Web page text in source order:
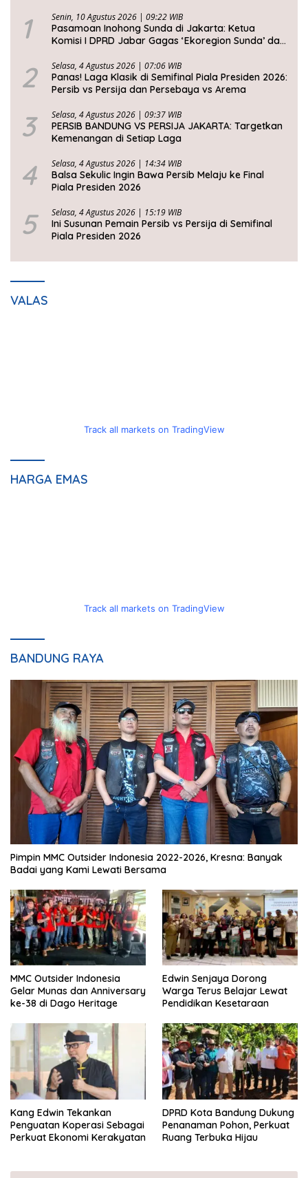
1 Senin, 10 Agustus 2026 | 09:22 WIB
Pasamoan Inohong Sunda di Jakarta: Ketua
Komisi I DPRD Jabar Gagas ‘Ekoregion Sunda’ dan
2 Selasa, 4 Agustus 2026 | 07:06 WIB
Panas! Laga Klasik di Semifinal Piala Presiden 2026:
Persib vs Persija dan Persebaya vs Arema
3 Selasa, 4 Agustus 2026 | 09:37 WIB
PERSIB BANDUNG VS PERSIJA JAKARTA: Targetkan
Kemenangan di Setiap Laga
4 Selasa, 4 Agustus 2026 | 14:34 WIB
Balsa Sekulic Ingin Bawa Persib Melaju ke Final
Piala Presiden 2026
5 Selasa, 4 Agustus 2026 | 15:19 WIB
Ini Susunan Pemain Persib vs Persija di Semifinal
Piala Presiden 2026
VALAS
Track all markets on TradingView
HARGA EMAS
Track all markets on TradingView
BANDUNG RAYA
Pimpin MMC Outsider Indonesia 2022-2026, Kresna: Banyak
Badai yang Kami Lewati Bersama
MMC Outsider Indonesia
Gelar Munas dan Anniversary
ke-38 di Dago Heritage
Edwin Senjaya Dorong
Warga Terus Belajar Lewat
Pendidikan Kesetaraan
Kang Edwin Tekankan
Penguatan Koperasi Sebagai
Perkuat Ekonomi Kerakyatan
DPRD Kota Bandung Dukung
Penanaman Pohon, Perkuat
Ruang Terbuka Hijau